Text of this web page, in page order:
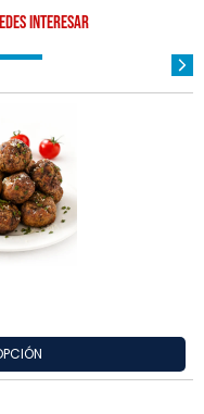
interesar